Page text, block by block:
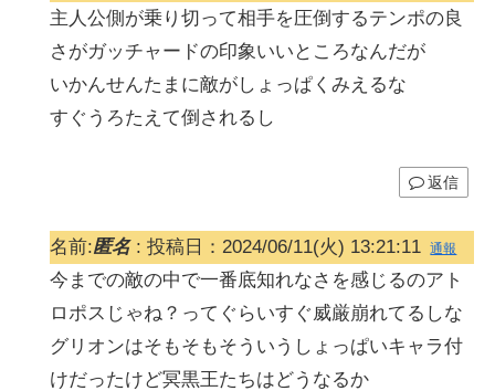
主人公側が乗り切って相手を圧倒するテンポの良
さがガッチャードの印象いいところなんだが
いかんせんたまに敵がしょっぱくみえるな
すぐうろたえて倒されるし
返信
名前:匿名: 投稿日：2024/06/11(火) 13:21:11 通報
今までの敵の中で一番底知れなさを感じるのアト
ロポスじゃね？ってぐらいすぐ威厳崩れてるしな
グリオンはそもそもそういうしょっぱいキャラ付
けだったけど冥黒王たちはどうなるか